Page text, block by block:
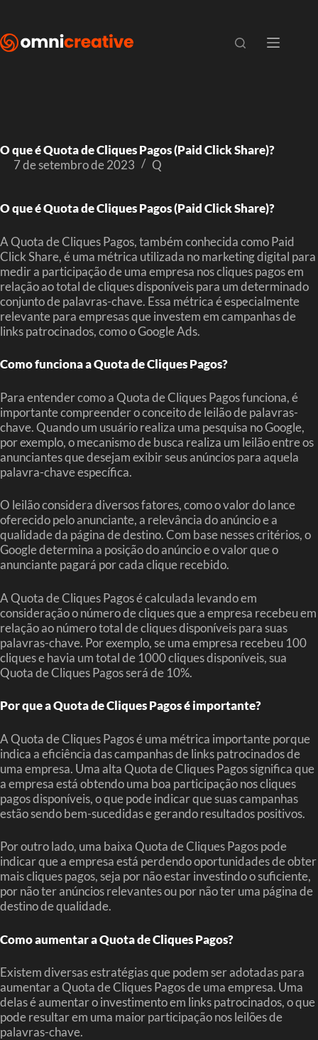
O que é Quota de Cliques Pagos (Paid Click Share)?
7 de setembro de 2023
Q
O que é Quota de Cliques Pagos (Paid Click Share)?
A Quota de Cliques Pagos, também conhecida como Paid
Click Share, é uma métrica utilizada no marketing digital para
medir a participação de uma empresa nos cliques pagos em
relação ao total de cliques disponíveis para um determinado
conjunto de palavras-chave. Essa métrica é especialmente
relevante para empresas que investem em campanhas de
links patrocinados, como o Google Ads.
Como funciona a Quota de Cliques Pagos?
Para entender como a Quota de Cliques Pagos funciona, é
importante compreender o conceito de leilão de palavras-
chave. Quando um usuário realiza uma pesquisa no Google,
por exemplo, o mecanismo de busca realiza um leilão entre os
anunciantes que desejam exibir seus anúncios para aquela
palavra-chave específica.
O leilão considera diversos fatores, como o valor do lance
oferecido pelo anunciante, a relevância do anúncio e a
qualidade da página de destino. Com base nesses critérios, o
Google determina a posição do anúncio e o valor que o
anunciante pagará por cada clique recebido.
A Quota de Cliques Pagos é calculada levando em
consideração o número de cliques que a empresa recebeu em
relação ao número total de cliques disponíveis para suas
palavras-chave. Por exemplo, se uma empresa recebeu 100
cliques e havia um total de 1000 cliques disponíveis, sua
Quota de Cliques Pagos será de 10%.
Por que a Quota de Cliques Pagos é importante?
A Quota de Cliques Pagos é uma métrica importante porque
indica a eficiência das campanhas de links patrocinados de
uma empresa. Uma alta Quota de Cliques Pagos significa que
a empresa está obtendo uma boa participação nos cliques
pagos disponíveis, o que pode indicar que suas campanhas
estão sendo bem-sucedidas e gerando resultados positivos.
Por outro lado, uma baixa Quota de Cliques Pagos pode
indicar que a empresa está perdendo oportunidades de obter
mais cliques pagos, seja por não estar investindo o suficiente,
por não ter anúncios relevantes ou por não ter uma página de
destino de qualidade.
Como aumentar a Quota de Cliques Pagos?
Existem diversas estratégias que podem ser adotadas para
aumentar a Quota de Cliques Pagos de uma empresa. Uma
delas é aumentar o investimento em links patrocinados, o que
pode resultar em uma maior participação nos leilões de
palavras-chave.